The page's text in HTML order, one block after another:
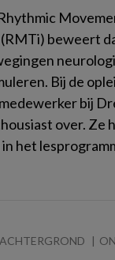
beweert
Bij de
bij
over. Ze
het
ACHTERGROND